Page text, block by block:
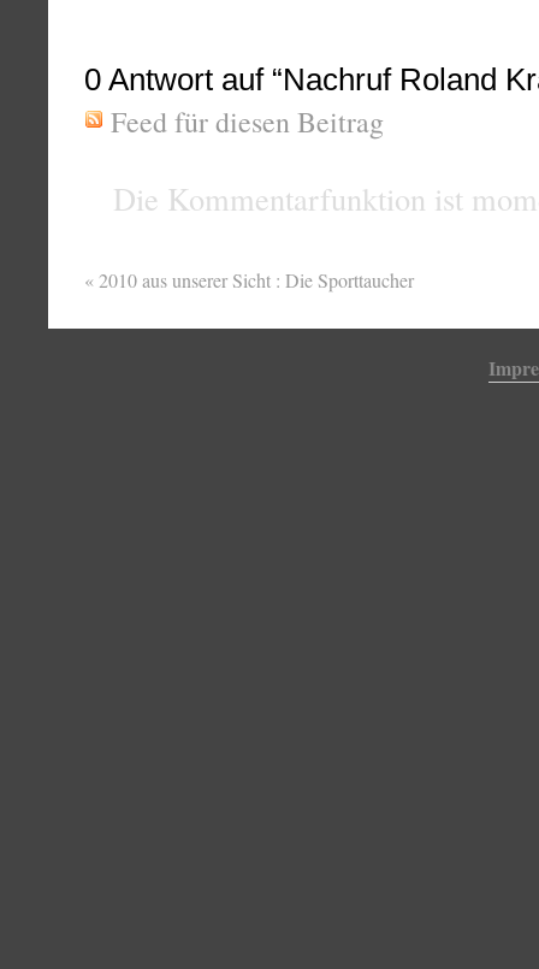
0 Antwort auf “Nachruf Roland
Feed für diesen Beitrag
Die Kommentarfunktion ist
«2010 aus unserer Sicht : Die Sporttaucher